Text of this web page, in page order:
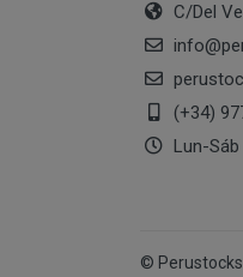
C/Del
info@
(+34)
Lun-
©